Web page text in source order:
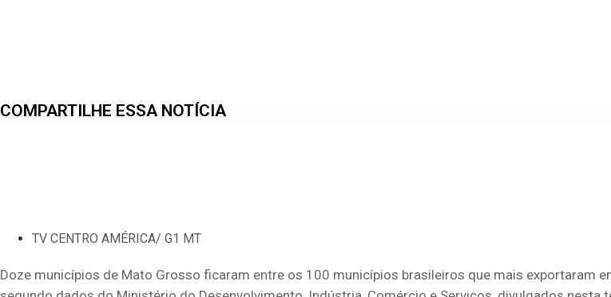
COMPARTILHE ESSA NOTÍCIA
TV CENTRO AMÉRICA/ G1 MT
Doze municípios de Mato Grosso ficaram entre os 100 municípios brasileiros que mais exportaram